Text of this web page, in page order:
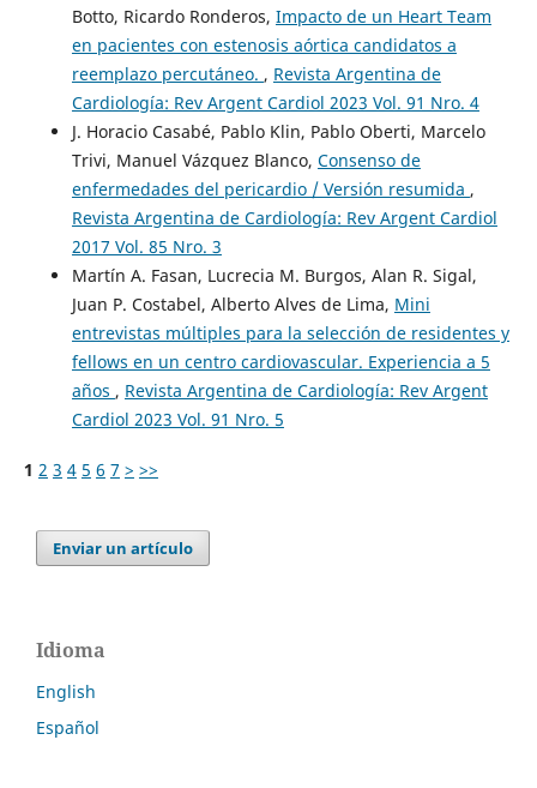
Botto, Ricardo Ronderos, Impacto de un Heart Team
en pacientes con estenosis aórtica candidatos a
reemplazo percutáneo. , Revista Argentina de
Cardiología: Rev Argent Cardiol 2023 Vol. 91 Nro. 4
J. Horacio Casabé, Pablo Klin, Pablo Oberti, Marcelo
Trivi, Manuel Vázquez Blanco, Consenso de
enfermedades del pericardio / Versión resumida ,
Revista Argentina de Cardiología: Rev Argent Cardiol
2017 Vol. 85 Nro. 3
Martín A. Fasan, Lucrecia M. Burgos, Alan R. Sigal,
Juan P. Costabel, Alberto Alves de Lima, Mini
entrevistas múltiples para la selección de residentes y
fellows en un centro cardiovascular. Experiencia a 5
años , Revista Argentina de Cardiología: Rev Argent
Cardiol 2023 Vol. 91 Nro. 5
1 2 3 4 5 6 7 > >>
Enviar un artículo
Idioma
English
Español